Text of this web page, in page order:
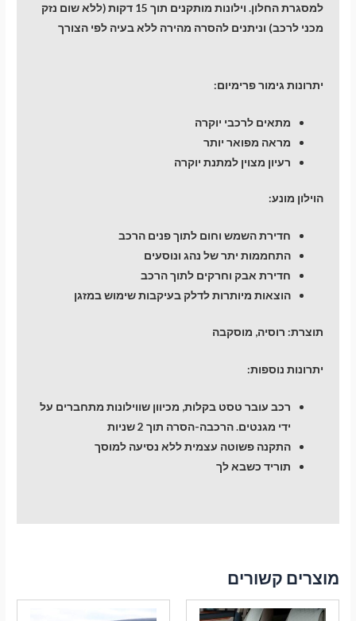
למסגרת החלון. וילונות מותקנים תוך 15 דקות (ללא שום נזק
מכני לרכב) וניתנים להסרה מהירה ללא בעיה לפי הצורך
יתרונות גימור פרימיום:
מתאים לרכבי יוקרה
מראה מפואר יותר
רעיון מצוין למתנת יוקרה
הוילון מונע:
חדירת השמש וחום לתוך פנים הרכב
התחממות יתר של נהג ונוסעים
חדירת אבק וחרקים לתוך הרכב
הוצאות מיותרות לדלק בעיקבות שימוש במזגן
תוצרת: רוסיה, מוסקבה
יתרונות נוספות:
רכב עובר טסט בקלות, מכיוון שווילונות מתחברים על
ידי מגנטים. הרכבה-הסרה תוך 2 שניות
התקנה פשוטה עצמית ללא נסיעה למוסך
תוריד כשבא לך
מוצרים קשורים